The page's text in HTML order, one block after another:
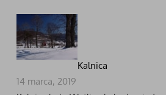
Kalnica
14 marca, 2019